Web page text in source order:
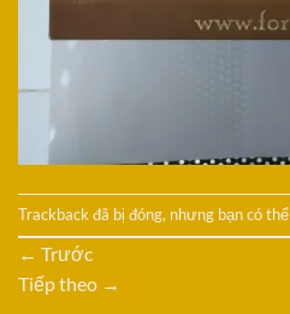
Trackback đã bị đóng, nhưng bạn có thể
← Trước
Tiếp theo →